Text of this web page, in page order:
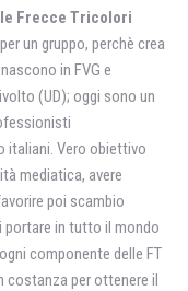
Frecce Tricolori
un gruppo, perchè crea
in FVG e
(UD); oggi sono un
italiani. Vero obiettivo
mediatica, avere
poi scambio
portare in tutto il mondo
componente delle FT
costanza per ottenere il